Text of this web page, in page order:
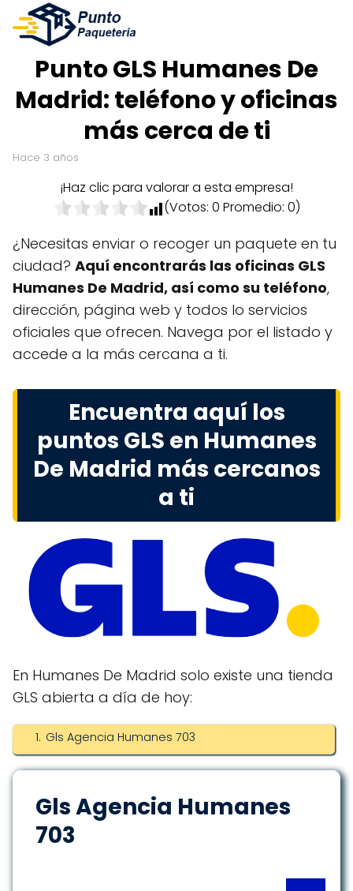
Punto GLS Humanes De
Madrid: teléfono y oficinas
más cerca de ti
hace 3 años
¡Haz clic para valorar a esta empresa!
(Votos: 0 Promedio: 0)
¿Necesitas enviar o recoger un paquete en tu
ciudad? Aquí encontrarás las oficinas GLS
Humanes De Madrid, así como su teléfono,
dirección, página web y todos lo servicios
oficiales que ofrecen. Navega por el listado y
accede a la más cercana a ti.
Encuentra aquí los
puntos GLS en Humanes
De Madrid más cercanos
a ti
En Humanes De Madrid solo existe una tienda
GLS abierta a día de hoy:
Gls Agencia Humanes 703
Gls Agencia Humanes
703